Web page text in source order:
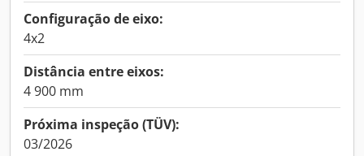
Configuração de eixo:
4x2
Distância entre eixos:
4 900 mm
Próxima inspeção (TÜV):
03/2026